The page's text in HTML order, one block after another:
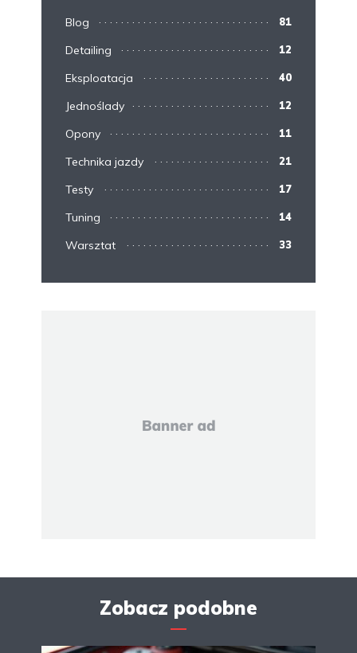
Blog 81
Detailing 12
Eksploatacja 40
Jednoślady 12
Opony 11
Technika jazdy 21
Testy 17
Tuning 14
Warsztat 33
Zobacz podobne